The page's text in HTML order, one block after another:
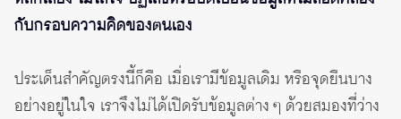
กับกรอบความคิดของตนเอง
ประเด็นสำคัญตรงนี้ก็คือ เมื่อเรามีข้อมูลเดิม หรือจุดยืนบาง
อย่างอยู่ในใจ เราจึงไม่ได้เปิดรับข้อมูลต่าง ๆ ด้วยสมองที่ว่าง